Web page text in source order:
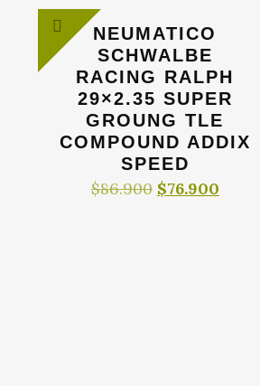
NEUMATICO
SCHWALBE
RACING RALPH
29×2.35 SUPER
GROUNG TLE
COMPOUND ADDIX
SPEED
$86.900 El
$76.900El